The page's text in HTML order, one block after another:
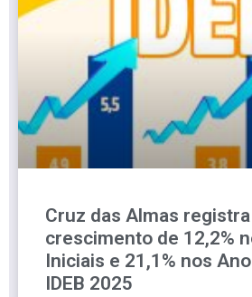
Cruz das Almas registra
crescimento de 12,2%
Iniciais e 21,1% nos
IDEB 2025